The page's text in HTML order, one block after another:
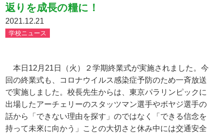
返りを成長の糧に！
2021.12.21
学校ニュース
本日 12 月 21 日（火）２学期終業式が実施されました。今
回の終業式も、コロナウイルス感染症予防のため一斉放送
で実施しました。校長先生からは、東京パラリンピックに
出場したアーチェリーのスタッツマン選手やボヤジ選手の
話から「できない理由を探す」のではなく「できる信念を
持って未來に向かう」ことの大切さと休み中には交通安全